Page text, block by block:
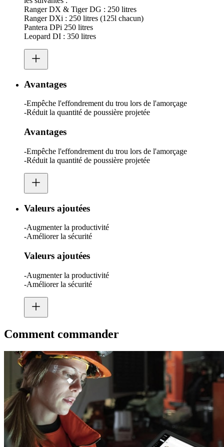
Ranger DX & Tiger DG : 250 litres
Ranger DXi : 250 litres (125l chacun)
Pantera DPi 250 litres
Leopard DI : 350 litres
Avantages
-Empêche l'effondrement du trou lors de l'amorçage
-Réduit la quantité de poussière projetée
Avantages
-Empêche l'effondrement du trou lors de l'amorçage
-Réduit la quantité de poussière projetée
Valeurs ajoutées
-Augmenter la productivité
-Améliorer la sécurité
Valeurs ajoutées
-Augmenter la productivité
-Améliorer la sécurité
Comment commander